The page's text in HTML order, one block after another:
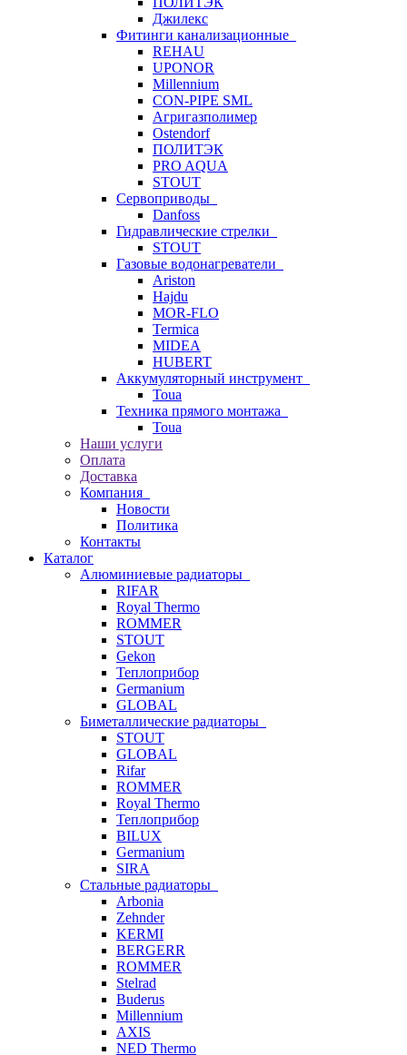
Джилекс
Фитинги канализационные
REHAU
UPONOR
Millennium
CON-PIPE SML
Агригазполимер
Ostendorf
ПОЛИТЭК
PRO AQUA
STOUT
Сервоприводы
Danfoss
Гидравлические стрелки
STOUT
Газовые водонагреватели
Ariston
Hajdu
MOR-FLO
Termica
MIDEA
HUBERT
Аккумуляторный инструмент
Toua
Техника прямого монтажа
Toua
Наши услуги
Оплата
Доставка
Компания
Новости
Политика
Контакты
Каталог
Алюминиевые радиаторы
RIFAR
Royal Thermo
ROMMER
STOUT
Gekon
Теплоприбор
Germanium
GLOBAL
Биметаллические радиаторы
STOUT
GLOBAL
Rifar
ROMMER
Royal Thermo
Теплоприбор
BILUX
Germanium
SIRA
Стальные радиаторы
Arbonia
Zehnder
KERMI
BERGERR
ROMMER
Stelrad
Buderus
Millennium
AXIS
NED Thermo